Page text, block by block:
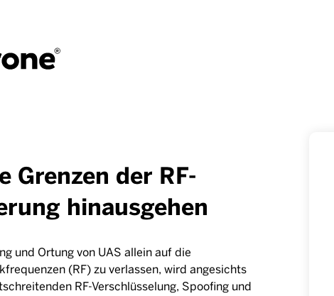
Grenzen der RF-
hinausgehen
und Ortung von UAS allein auf die
(RF) zu verlassen, wird angesichts
RF-Verschlüsselung, Spoofing und